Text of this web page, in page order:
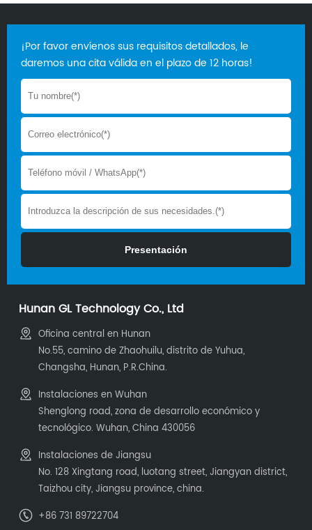
¡Por favor envíenos sus requisitos detallados, le
daremos una cita válida en el plazo de 12 horas!
Hunan GL Technology Co., Ltd
Oficina central en Hunan
No.55, camino de Zhaohuilu, distrito de Yuhua,
Changsha, Hunan, P.R.China.
Instalaciones en Wuhan
Shenglong road, zona de desarrollo económico y
tecnológico. Wuhan, China 430056
Instalaciones de Jiangsu
No. 128 Xingtang road, luotang street, Jiangyan district,
Taizhou city, Jiangsu province, china.
+86 731 89722704